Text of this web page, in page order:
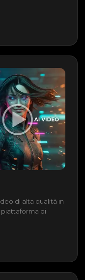
di alta qualità in
di